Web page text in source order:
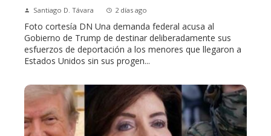
Santiago D. Távara 2 días ago
Foto cortesía DN Una demanda federal acusa al
Gobierno de Trump de destinar deliberadamente sus
esfuerzos de deportación a los menores que llegaron a
Estados Unidos sin sus progen...